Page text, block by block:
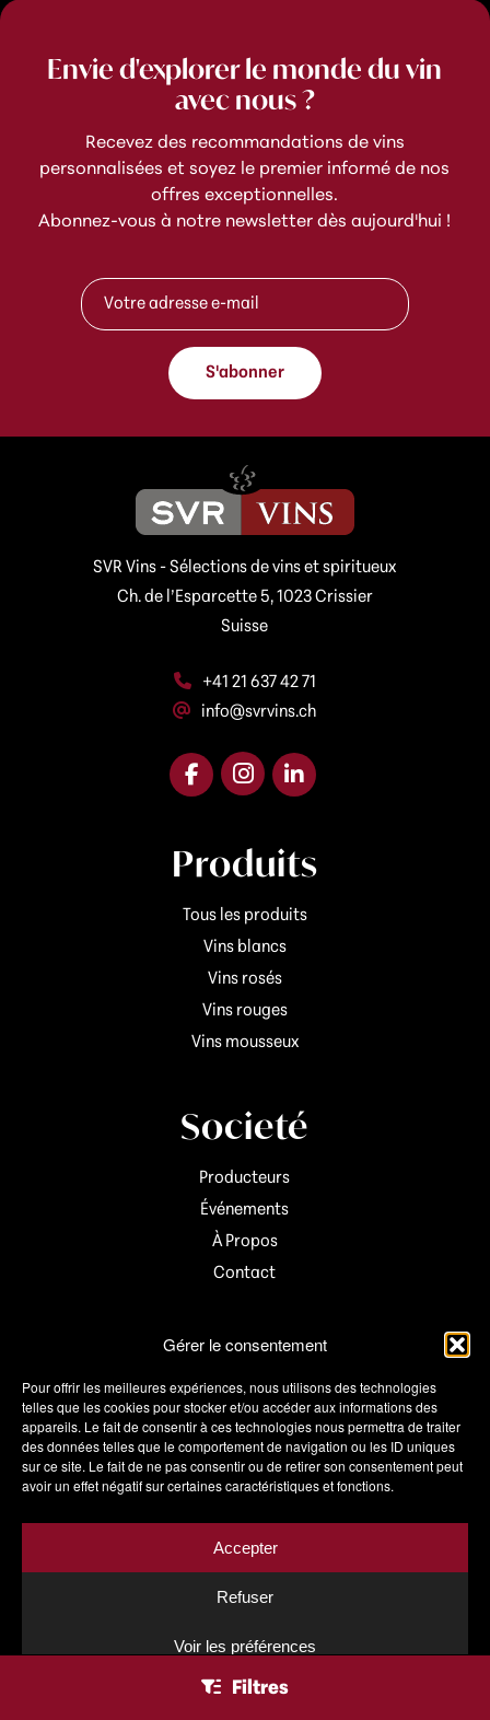
Gérer le consentement
Pour offrir les meilleures expériences, nous utilisons des technologies
telles que les cookies pour stocker et/ou accéder aux informations des
appareils. Le fait de consentir à ces technologies nous permettra de traiter
des données telles que le comportement de navigation ou les ID uniques
sur ce site. Le fait de ne pas consentir ou de retirer son consentement peut
avoir un effet négatif sur certaines caractéristiques et fonctions.
Accepter
Refuser
Voir les préférences
Politique de confidentialité
Envie d'explorer le monde du vin
avec nous ?
Recevez des recommandations de vins
personnalisées et soyez le premier informé de nos
offres exceptionnelles.
Abonnez-vous à notre newsletter dès aujourd'hui !
e
a
i
l
e
m
*
A
d
r
e
*
S'abonner
Filtres
SVR Vins - Sélections de vins et spiritueux
Ch. de l’Esparcette 5, 1023 Crissier
Suisse
+41 21 637 42 71
info@svrvins.ch
Produits
Tous les produits
Vins blancs
Vins rosés
Vins rouges
Vins mousseux
Societé
Producteurs
Événements
À Propos
Contact
Informations
Mon compte
Panier
Wishlist
Politique de confidentialité
Mentions légales
SVR Vins - Réalisé par